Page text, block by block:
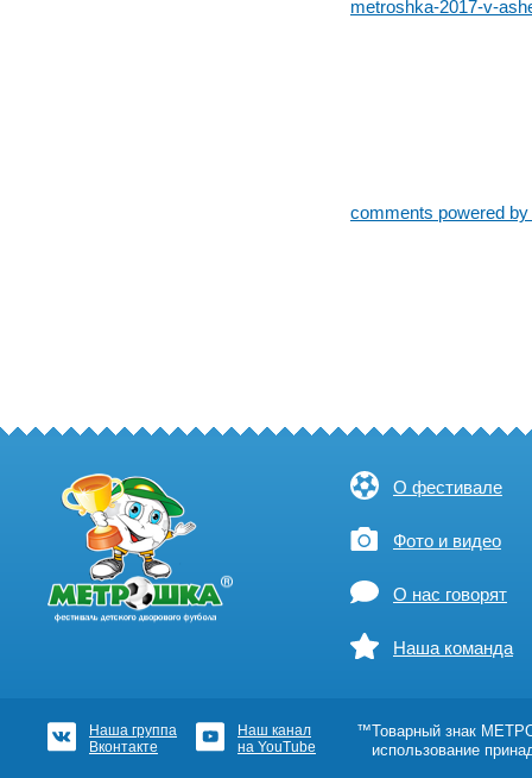
metroshka-2017-v-
comments powered
О фестивале
Фото и видео
О нас говорят
Наша команда
Наша группа
Вконтакте
Наш канал
на YouTube
™Товарный знак
использование